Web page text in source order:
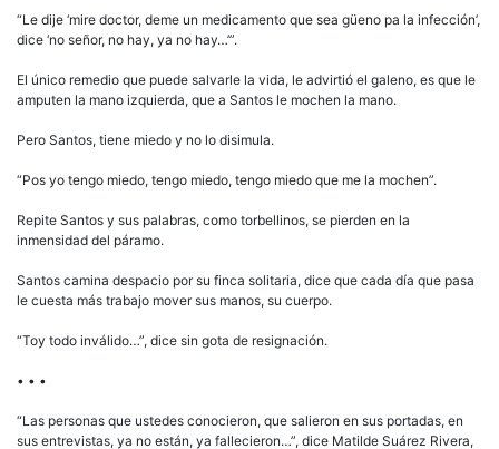
“Le dije ‘mire doctor, deme un medicamento que sea güeno pa la infección’,
dice ‘no señor, no hay, ya no hay…’”.
El único remedio que puede salvarle la vida, le advirtió el galeno, es que le
amputen la mano izquierda, que a Santos le mochen la mano.
Pero Santos, tiene miedo y no lo disimula.
“Pos yo tengo miedo, tengo miedo, tengo miedo que me la mochen”.
Repite Santos y sus palabras, como torbellinos, se pierden en la
inmensidad del páramo.
Santos camina despacio por su finca solitaria, dice que cada día que pasa
le cuesta más trabajo mover sus manos, su cuerpo.
“Toy todo inválido…”, dice sin gota de resignación.
• • •
“Las personas que ustedes conocieron, que salieron en sus portadas, en
sus entrevistas, ya no están, ya fallecieron…”, dice Matilde Suárez Rivera,